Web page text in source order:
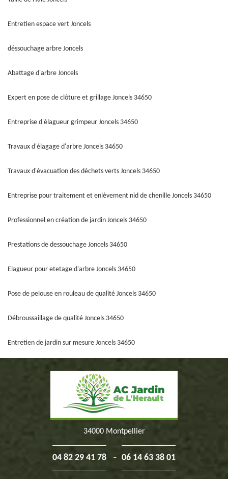
Entretien espace vert Joncels
déssouchage arbre Joncels
Abattage d'arbre Joncels
Expert en pose de clôture et grillage Joncels 34650
Entreprise d'élagueur grimpeur Joncels 34650
Travaux d'élagage d'arbre Joncels 34650
Travaux d'évacuation des déchets verts Joncels 34650
Entreprise pour traitement et enlèvement nid de chenille Joncels 34650
Professionnel en création de jardin Joncels 34650
Prestations de dessouchage Joncels 34650
Elagueur pour etetage d'arbre Joncels 34650
Pose de pelouse en rouleau de qualité Joncels 34650
Débroussaillage de qualité Joncels 34650
Entretien de jardin sur mesure Joncels 34650
34000 Montpellier
04 82 29 41 78 - 06 14 63 38 01